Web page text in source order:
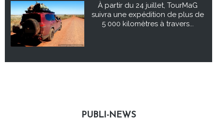
À partir du 24 juillet, TourMaG
suivra une expédition de plus de
5 000 kilomètres à travers...
PUBLI-NEWS